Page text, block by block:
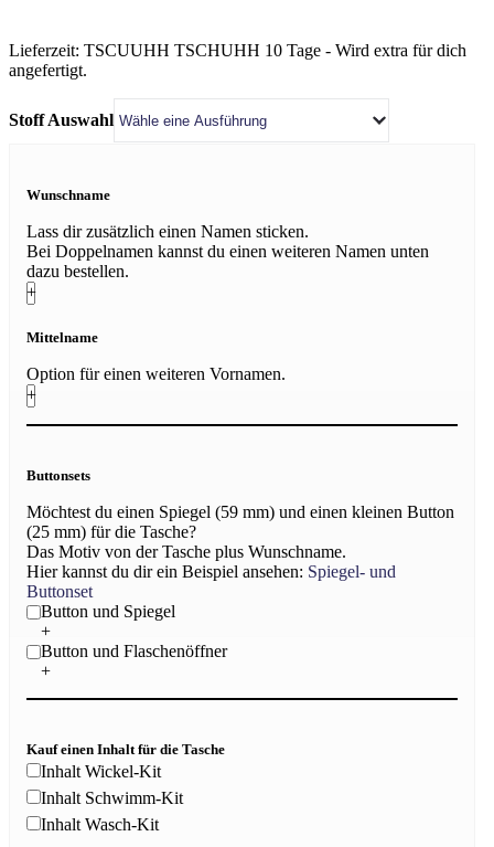
Lieferzeit: TSCUUHH TSCHUHH 10 Tage - Wird extra für dich
angefertigt.
Stoff Auswahl
Wunschname
Lass dir zusätzlich einen Namen sticken.
Bei Doppelnamen kannst du einen weiteren Namen unten
dazu bestellen.
+
Mittelname
Option für einen weiteren Vornamen.
+
Buttonsets
Möchtest du einen Spiegel (59 mm) und einen kleinen Button
(25 mm) für die Tasche?
Das Motiv von der Tasche plus Wunschname.
Hier kannst du dir ein Beispiel ansehen: Spiegel- und
Buttonset
Button und Spiegel
+
Button und Flaschenöffner
+
Kauf einen Inhalt für die Tasche
Inhalt Wickel-Kit
Inhalt Schwimm-Kit
Inhalt Wasch-Kit